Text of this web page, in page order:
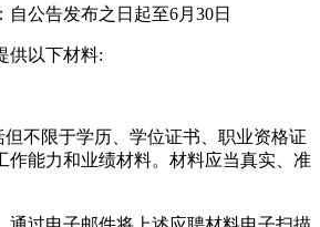
公告发布之日起至6月30日
以下材料:
不限于学历、学位证书、职业资格证
作能力和业绩材料。材料应当真实、准